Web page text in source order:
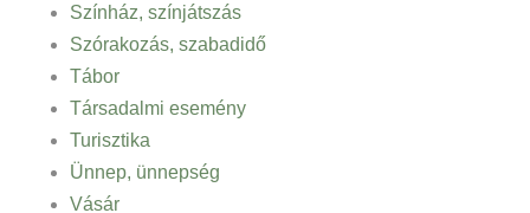
Színház, színjátszás
Szórakozás, szabadidő
Tábor
Társadalmi esemény
Turisztika
Ünnep, ünnepség
Vásár